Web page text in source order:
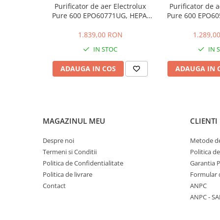
Baterii laptop
Sugestii cadou
Putere microunde: 800 W
Nivele de putere: 5
Diametru platou: 255 mm
Material cavitate interioara: inox
Culoare: negru lucios
Purificator de aer Electrolux
Pure 600 EPO60771UG, HEPA,
1.839,00 RON
IN STOC
ADAUGA IN COS
Purificator de
Pure 600
IN
ADAUGA IN
MAGAZINUL MEU
Despre noi
Termeni si Conditii
Politica de Confidentialitate
Politica de livrare
Contact
CLIENTI
Metode
Politica
Garantia
Formular
ANPC
ANPC -